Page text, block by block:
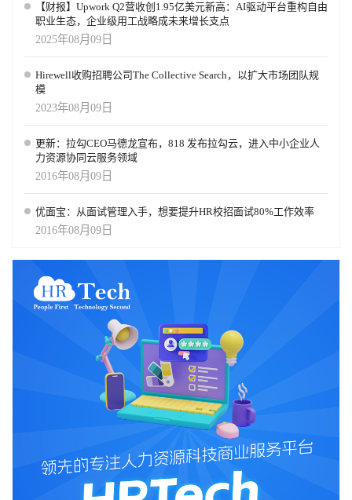
【财报】Upwork Q2营收创1.95亿美元新高：AI驱动平台重构自由
职业生态，企业级用工战略成未来增长支点
2025年08月09日
Hirewell收购招聘公司The Collective Search，以扩大市场团队规
模
2023年08月09日
更新：拉勾CEO马德龙宣布，818 发布拉勾云，进入中小企业人
力资源协同云服务领域
2016年08月09日
优面宝：从面试管理入手，想要提升HR校招面试80%工作效率
2016年08月09日